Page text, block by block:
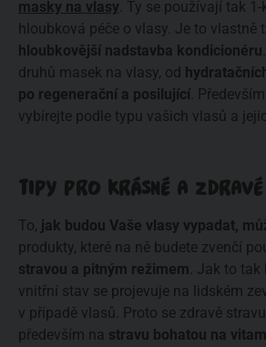
masky na vlasy . Ty se používají tak
hloubková péče o vlasy. Je to vlastně
hloubkovější nadstavba kondicionéru
druhů masek na vlasy, od
po regenerační a posilující .
vybírejte podle typu vašich vlasů a
TIPY PRO KRÁSNÉ A
To, jak budou Vaše vlasy vypadat,
produkty, které na ně budete zvenčí
stravou a pitným režimem . Jak to
vnitřní stav se projevuje na lidském
v případě vlasů. Proto se zdravě
především na stravu bohatou na